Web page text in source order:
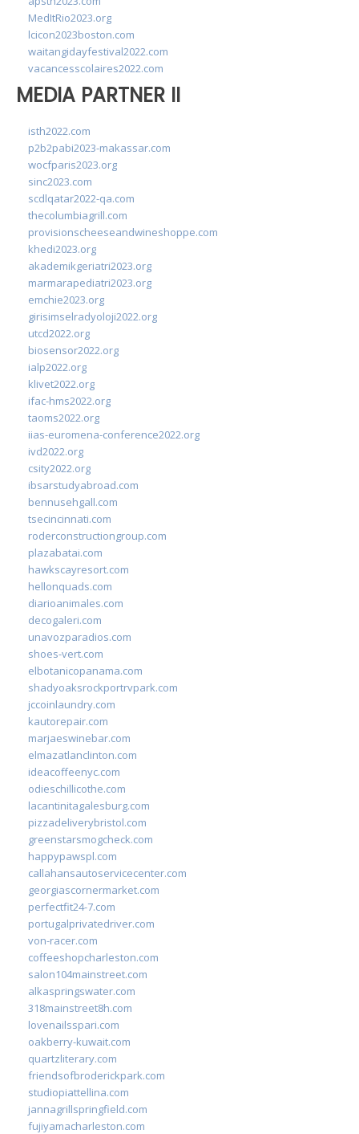
MedItRio2023.org
lcicon2023boston.com
waitangidayfestival2022.com
vacancesscolaires2022.com
MEDIA PARTNER II
isth2022.com
p2b2pabi2023-makassar.com
wocfparis2023.org
sinc2023.com
scdlqatar2022-qa.com
thecolumbiagrill.com
provisionscheeseandwineshoppe.com
khedi2023.org
akademikgeriatri2023.org
marmarapediatri2023.org
emchie2023.org
girisimselradyoloji2022.org
utcd2022.org
biosensor2022.org
ialp2022.org
klivet2022.org
ifac-hms2022.org
taoms2022.org
iias-euromena-conference2022.org
ivd2022.org
csity2022.org
ibsarstudyabroad.com
bennusehgall.com
tsecincinnati.com
roderconstructiongroup.com
plazabatai.com
hawkscayresort.com
hellonquads.com
diarioanimales.com
decogaleri.com
unavozparadios.com
shoes-vert.com
elbotanicopanama.com
shadyoaksrockportrvpark.com
jccoinlaundry.com
kautorepair.com
marjaeswinebar.com
elmazatlanclinton.com
ideacoffeenyc.com
odieschillicothe.com
lacantinitagalesburg.com
pizzadeliverybristol.com
greenstarsmogcheck.com
happypawspl.com
callahansautoservicecenter.com
georgiascornermarket.com
perfectfit24-7.com
portugalprivatedriver.com
von-racer.com
coffeeshopcharleston.com
salon104mainstreet.com
alkaspringswater.com
318mainstreet8h.com
lovenailsspari.com
oakberry-kuwait.com
quartzliterary.com
friendsofbroderickpark.com
studiopiattellina.com
jannagrillspringfield.com
fujiyamacharleston.com